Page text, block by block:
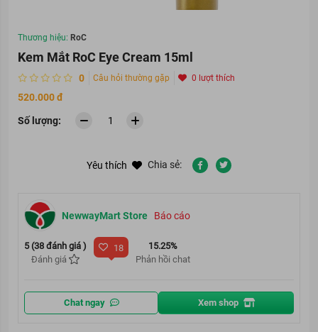
Thương hiệu: RoC
Kem Mắt RoC Eye Cream 15ml
0 Câu hỏi thường gặp 0 lượt thích
520.000 đ
Số lượng:
NewwayMart Store Báo cáo
5 (38 đánh giá )
Đánh giá
18
15.25%
Phản hồi chat
Chat ngay Xem shop
Yêu thích Chia sẻ: